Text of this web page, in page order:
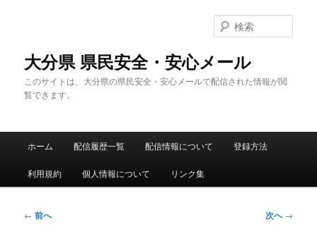
大分県 県民安全・安心メール
このサイトは、大分県の県民安全・安心メールで配信された情報が閲
覧できます。
索
メ
ホーム 配信履歴一覧 配信情報について 登録方法
利用規約 個人情報について リンク集
投
← 前へ 次へ→